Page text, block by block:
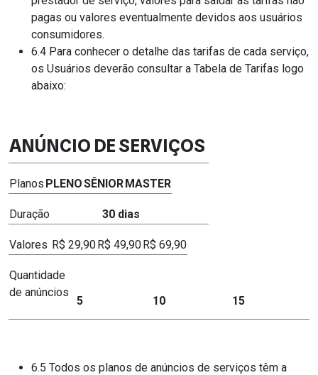
pagas ou valores eventualmente devidos aos usuários
consumidores.
6.4 Para conhecer o detalhe das tarifas de cada serviço,
os Usuários deverão consultar a Tabela de Tarifas logo
abaixo:
ANÚNCIO DE SERVIÇOS
Planos PLENOSÊNIORMASTER
Duração 30 dias
Valores R$ 29,90R$ 49,90R$ 69,90
Quantidade
de anúncios
5 10 15
6.5 Todos os planos de anúncios de serviços têm a